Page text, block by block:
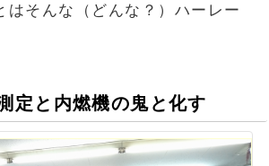
はそんな（どんな？）ハーレー
定と内燃機の鬼と化す